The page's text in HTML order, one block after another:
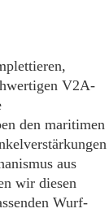
V2A-
den maritimen
aus
wir diesen
Wurf-